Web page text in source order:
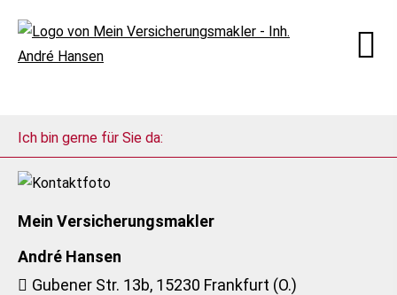
Ich bin gerne für Sie da:
Mein Ver­sicherungs­makler
André Hansen
Gubener Str. 13b, 15230 Frankfurt (O.)